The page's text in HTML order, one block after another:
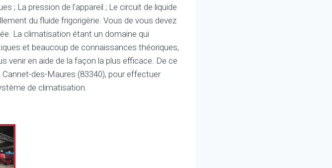
; La pression de l’appareil ; Le circuit de liquide
du fluide frigorigène. Vous de vous devez
La climatisation étant un domaine qui
et beaucoup de connaissances théoriques,
venir en aide de la façon la plus efficace. De ce
des-Maures (83340), pour effectuer
de climatisation.